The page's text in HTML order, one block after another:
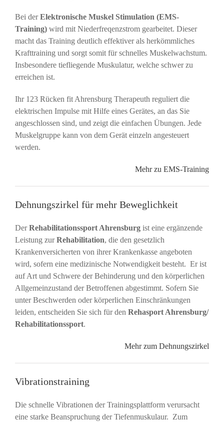
Bei derElektronische Muskel Stimulation (EMS-
Training) wird mit Niederfreqenzstrom gearbeitet. Dieser
macht das Training deutlich effektiver als herkömmliches
Krafttraining und sorgt somit für schnelles Muskelwachstum.
Insbesondere tiefliegende Muskulatur, welche schwer zu
erreichen ist.
Ihr 123 Rücken fit Ahrensburg Therapeuth reguliert die
elektrischen Impulse mit Hilfe eines Gerätes, an das Sie
angeschlossen sind, und zeigt die einfachen Übungen. Jede
Muskelgruppe kann von dem Gerät einzeln angesteuert
werden.
Mehr zu EMS-Training
Dehnungszirkel für mehr Beweglichkeit
DerRehabilitationssport Ahrensburg ist eine ergänzende
Leistung zurRehabilitation, die den gesetzlich
Krankenversicherten von ihrer Krankenkasse angeboten
wird, sofern eine medizinische Notwendigkeit besteht. Er ist
auf Art und Schwere der Behinderung und den körperlichen
Allgemeinzustand der Betroffenen abgestimmt. Sofern Sie
unter Beschwerden oder körperlichen Einschränkungen
leiden, entscheiden Sie sich für den Rehasport Ahrensburg/
Rehabilitationssport.
Mehr zum Dehnungszirkel
Vibrationstraining
Die schnelle Vibrationen der Trainingsplattform verursacht
eine starke Beanspruchung der Tiefenmuskulaur. Zum